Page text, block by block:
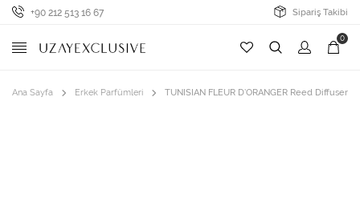
+90 212 513 16 67 Sipariş Takibi
0
Ana Sayfa Erkek Parfümleri TUNISIAN FLEUR D’ORANGER Reed Diffuser